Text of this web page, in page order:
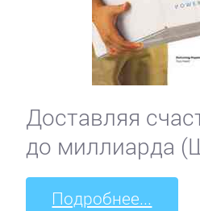
Доставляя
до миллиарда
Подробнее...